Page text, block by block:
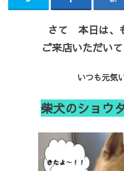
さて 本日は、
ご来店いただい
いつも元気
柴犬のショウ